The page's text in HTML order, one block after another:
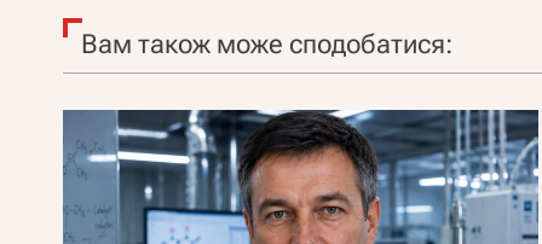
Вам також може сподобатися: